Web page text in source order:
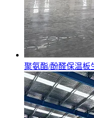
聚氨酯/酚醛保温板